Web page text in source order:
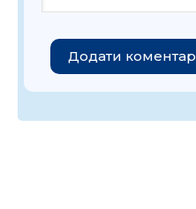
Додати коментар